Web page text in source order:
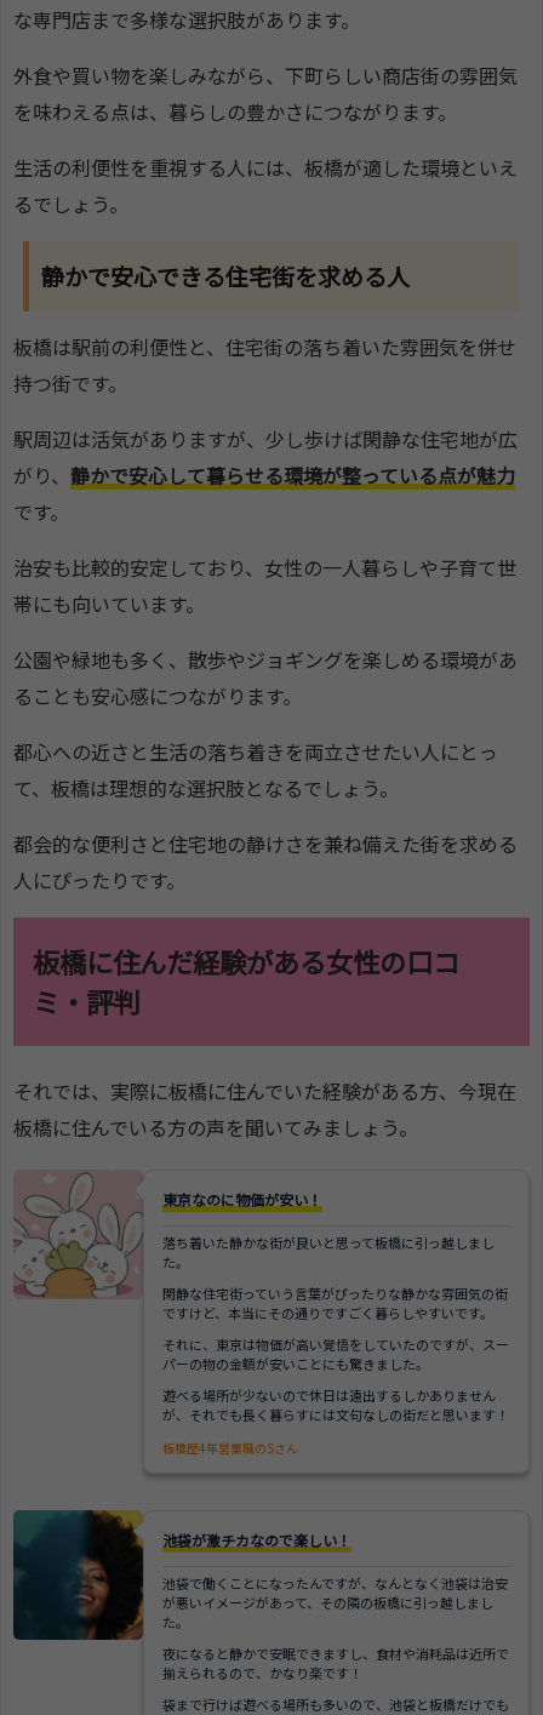
な専門店まで多様な選択肢があります。
外食や買い物を楽しみながら、下町らしい商店街の雰囲気
を味わえる点は、暮らしの豊かさにつながります。
生活の利便性を重視する人には、板橋が適した環境といえ
るでしょう。
静かで安心できる住宅街を求める人
板橋は駅前の利便性と、住宅街の落ち着いた雰囲気を併せ
持つ街です。
駅周辺は活気がありますが、少し歩けば閑静な住宅地が広
がり、 静かで安心して暮らせる環境が整っている点が魅力
です。
治安も比較的安定しており、女性の一人暮らしや子育て世
帯にも向いています。
公園や緑地も多く、散歩やジョギングを楽しめる環境があ
ることも安心感につながります。
都心への近さと生活の落ち着きを両立させたい人にとっ
て、板橋は理想的な選択肢となるでしょう。
都会的な便利さと住宅地の静けさを兼ね備えた街を求める
人にぴったりです。
板橋に住んだ経験がある女性の口コ
ミ・評判
それでは、実際に板橋に住んでいた経験がある方、今現在
板橋に住んでいる方の声を聞いてみましょう。
東京なのに物価が安い！
落ち着いた静かな街が良いと思って板橋に引っ越しまし
た。
閑静な住宅街っていう言葉がぴったりな静かな雰囲気の街
ですけど、本当にその通りですごく暮らしやすいです。
それに、東京は物価が高い覚悟をしていたのですが、スー
パーの物の金額が安いことにも驚きました。
遊べる場所が少ないので休日は遠出するしかありません
が、それでも長く暮らすには文句なしの街だと思います！
板橋歴4年営業職のSさん
池袋が激チカなので楽しい！
池袋で働くことになったんですが、なんとなく池袋は治安
が悪いイメージがあって、その隣の板橋に引っ越しまし
た。
夜になると静かで安眠できますし、食材や消耗品は近所で
揃えられるので、かなり楽です！
袋まで行けば遊べる場所も多いので、池袋と板橋だけでも